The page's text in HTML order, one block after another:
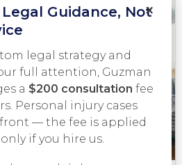
×
Guidance, Not
legal strategy and
full attention, Guzman
a $200 consultation fee
Personal injury cases
— the fee is applied
if you hire us.